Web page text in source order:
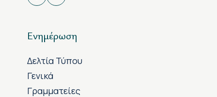
Ενημέρωση
Δελτία Τύπου
Γενικά
Γραμματείες